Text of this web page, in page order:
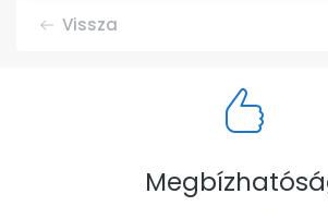
Vissza